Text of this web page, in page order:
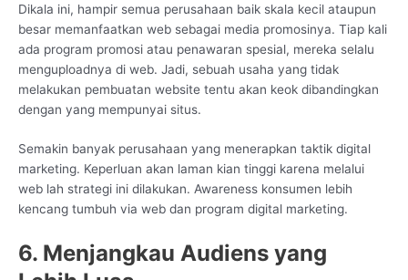
Dikala ini, hampir semua perusahaan baik skala kecil ataupun
besar memanfaatkan web sebagai media promosinya. Tiap kali
ada program promosi atau penawaran spesial, mereka selalu
menguploadnya di web. Jadi, sebuah usaha yang tidak
melakukan pembuatan website tentu akan keok dibandingkan
dengan yang mempunyai situs.
Semakin banyak perusahaan yang menerapkan taktik digital
marketing. Keperluan akan laman kian tinggi karena melalui
web lah strategi ini dilakukan. Awareness konsumen lebih
kencang tumbuh via web dan program digital marketing.
6. Menjangkau Audiens yang